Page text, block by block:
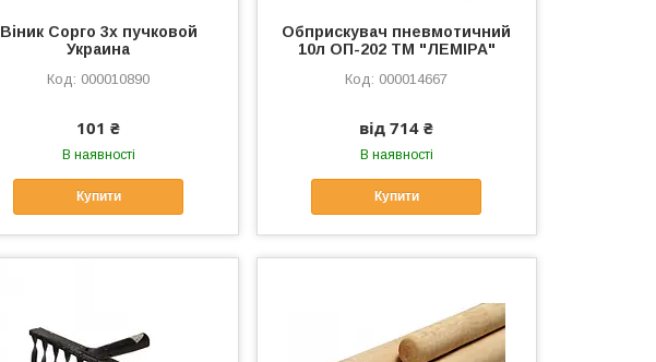
Віник Сорго 3х пучковой
Украина
000010890
101 ₴
В наявності
Купити
Обприскувач пневмотичний
10л ОП-202 ТМ "ЛЕМІРА"
000014667
від 714 ₴
В наявності
Купити